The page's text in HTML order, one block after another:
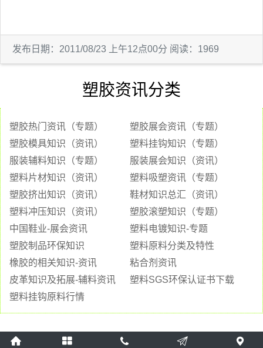
发布日期：2011/08/23 上午12点00分 阅读：1969
塑胶资讯分类
塑胶热门资讯（专题）
塑胶展会资讯（专题）
塑胶模具知识（资讯）
塑料挂钩知识（专题）
服装辅料知识（专题）
服装展会知识（资讯）
塑料片材知识（资讯）
塑料吸塑资讯（专题）
塑胶挤出知识（资讯）
鞋材知识总汇（资讯）
塑料冲压知识（资讯）
塑胶滚塑知识（专题）
中国鞋业-展会资讯
塑料电镀知识-专题
塑胶制品环保知识
塑料原料分类及特性
橡胶的相关知识-资讯
粘合剂资讯
皮革知识及拓展-辅料资讯
塑料SGS环保认证书下载
塑料挂钩原料行情